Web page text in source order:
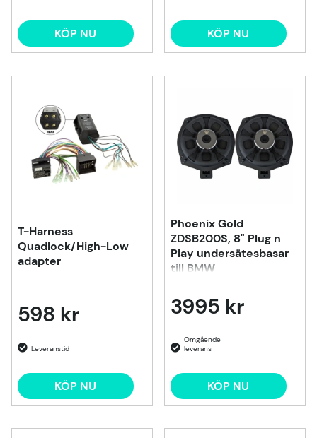
KÖP NU KÖP NU
T-Harness
Quadlock/High-Low
adapter
598 kr
KÖP NU
Phoenix Gold
ZDSB200S, 8" Plug n
Play undersätesbasar
till BMW
3995 kr
KÖP NU